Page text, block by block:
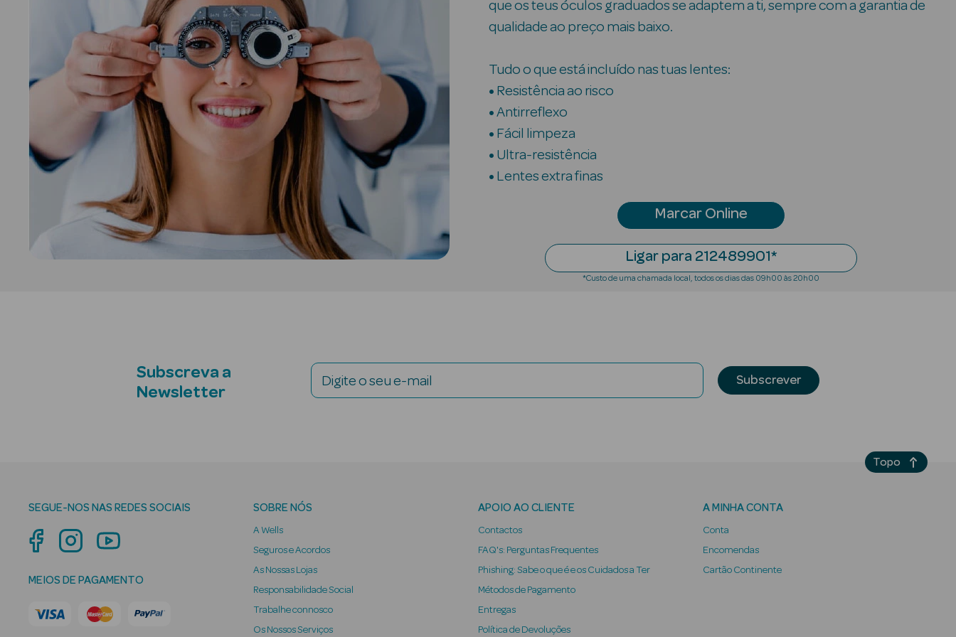
que os teus óculos graduados se adaptem a ti, sempre com a garantia de
qualidade ao preço mais baixo.
Tudo o que está incluído nas tuas lentes:
• Resistência ao risco
• Antirreflexo
• Fácil limpeza
• Ultra-resistência
• Lentes extra finas
Marcar Online
Ligar para 212489901*
*Custo de uma chamada local, todos os dias das 09h00 às 20h00
Subscreva a
Newsletter
Digite o seu e-mail Subscrever
SEGUE-NOS NAS REDES SOCIAIS
MEIOS DE PAGAMENTO
SOBRE NÓS
A Wells
Seguros e Acordos
As Nossas Lojas
Responsabilidade Social
Trabalhe connosco
Os Nossos Serviços
APOIO AO CLIENTE
Contactos
FAQ's: Perguntas Frequentes
Phishing: Sabe o que é e os Cuidados a Ter
Métodos de Pagamento
Entregas
Política de Devoluções
A MINHA CONTA
Conta
Encomendas
Cartão Continente
Topo